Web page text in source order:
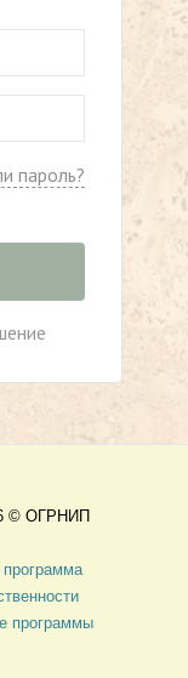
пароль?
© ОГРНИП
программа
программы